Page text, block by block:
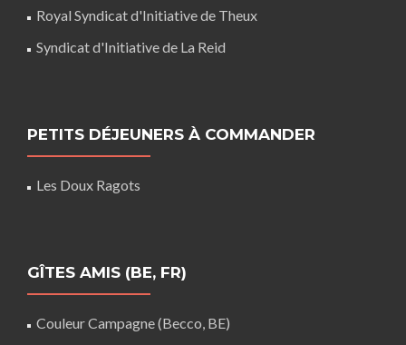
Royal Syndicat d'Initiative de Theux
Syndicat d'Initiative de La Reid
PETITS DÉJEUNERS À COMMANDER
Les Doux Ragots
GÎTES AMIS (BE, FR)
Couleur Campagne (Becco, BE)